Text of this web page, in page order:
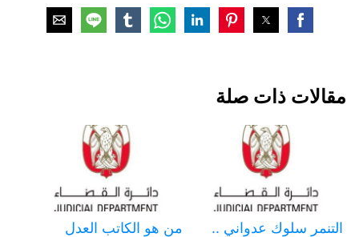
مقالات ذات صلة
التنمر سلوك عدواني ..
من هو الكاتب العدل